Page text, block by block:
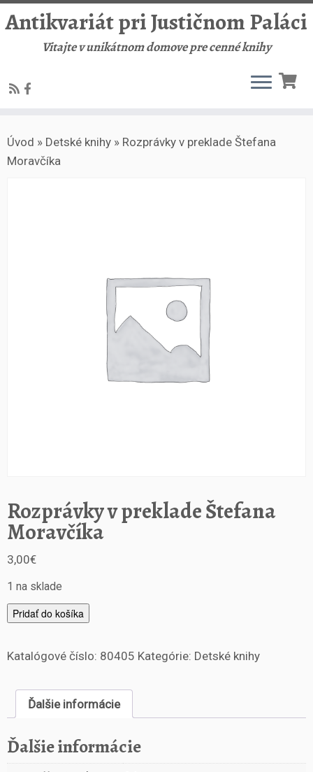
to
content
Antikvariát pri Justičnom Paláci
Vitajte v unikátnom domove pre cenné knihy
Úvod » Detské knihy » Rozprávky v preklade Štefana
Moravčíka
Rozprávky v preklade Štefana
Moravčíka
3,00€
1 na sklade
m
n
ž
o
o
z
Pridať do košíka
Katalógové číslo: 80405 Kategórie: Detské knihy
Ďalšie informácie
Ďalšie informácie